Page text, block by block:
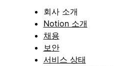
회사 소개
Notion 소개
채용
보안
서비스 상태